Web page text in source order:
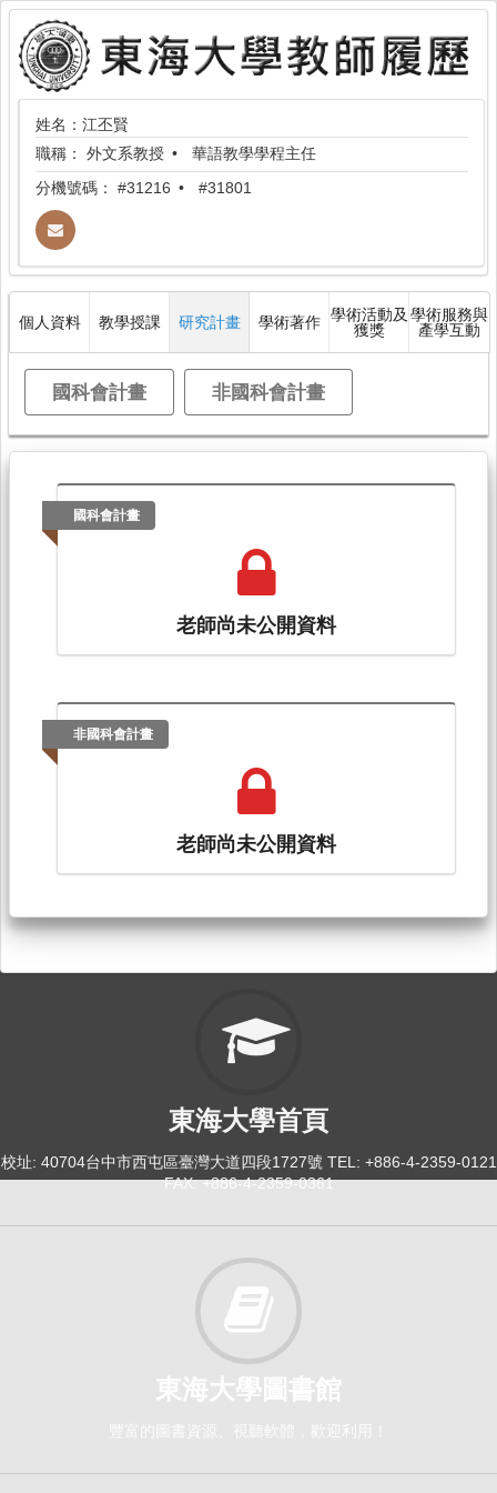
姓名：江丕賢
職稱： 外文系教授
華語教學學程主任
分機號碼： #31216 #31801
個人資料 教學授課 研究計畫 學術著作 學術活動及
獲獎
學術服務與
產學互動
國科會計畫 非國科會計畫
國科會計畫
老師尚未公開資料
非國科會計畫
老師尚未公開資料
東海大學首頁
校址: 40704台中市西屯區臺灣大道四段1727號 TEL: +886-4-2359-0121
FAX: +886-4-2359-0361
東海大學圖書館
豐富的圖書資源、視聽軟體，歡迎利用！